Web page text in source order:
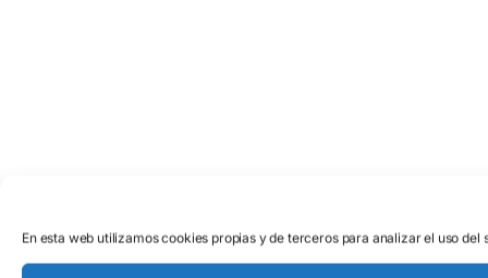
En esta web utilizamos cookies propias y de terceros para analizar el uso